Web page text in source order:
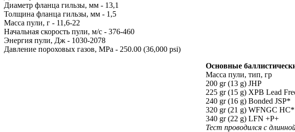
Диаметр фланца гильзы, мм - 13,1
Толщина фланца гильзы, мм - 1,5
Масса пули, г - 11,6-22
Начальная скорость пули, м/с - 376-460
Энергия пули, Дж - 1030-2078
Давление пороховых газов, MPa - 250.00 (36,000 psi)
Основные
Масса пули, тип, гр
200 gr (13 g) JHP
225 gr (15 g) XPB Lead
240 gr (16 g) Bonded JSP*
320 gr (21 g) WFNGC HC*
340 gr (22 g) LFN +P+
Тест проводился с